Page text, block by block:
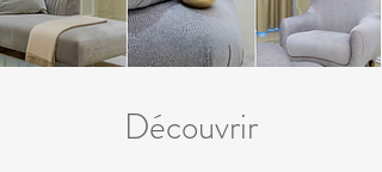
Découvrir